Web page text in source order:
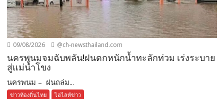
09/08/2026 @ch-newsthailand.com
นครพนมจมฉับพลัน!ฝนตกหนักน้ำทะลักท่วม เร่งระบาย
สู่แม่น้ำโขง
นครพนม – ฝนถล่ม...
ข่าวท้องถิ่นไทย ไฮไลท์ข่าว